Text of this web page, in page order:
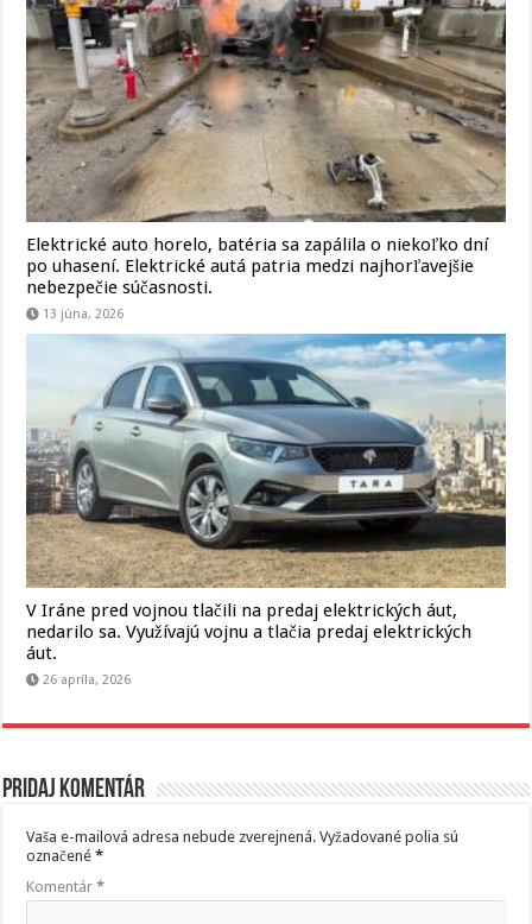
Elektrické auto horelo, batéria sa zapálila o niekoľko dní
po uhasení. Elektrické autá patria medzi najhorľavejšie
nebezpečie súčasnosti.
13 júna, 2026
V Iráne pred vojnou tlačili na predaj elektrických áut,
nedarilo sa. Využívajú vojnu a tlačia predaj elektrických
áut.
26 apríla, 2026
Pridaj komentár
Vaša e-mailová adresa nebude zverejnená. Vyžadované polia sú
označené*
Komentár*